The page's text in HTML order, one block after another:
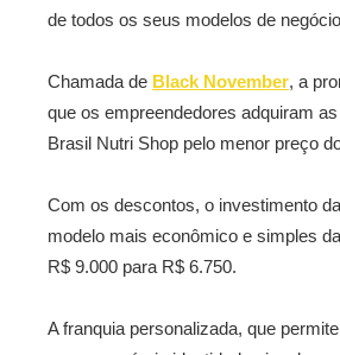
de todos os seus modelos de
Chamada de Black November, a
que os empreendedores adquiram
Brasil Nutri Shop pelo menor preço
Com os descontos, o investimento
modelo mais econômico e simples
R$ 9.000 para R$ 6.750.
A franquia personalizada, que